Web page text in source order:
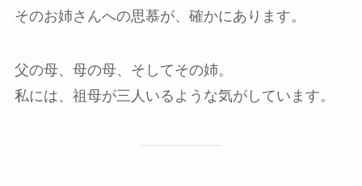
そのお姉さんへの思慕が、確かにあります。
父の母、母の母、そしてその姉。
私には、祖母が三人いるような気がしています。